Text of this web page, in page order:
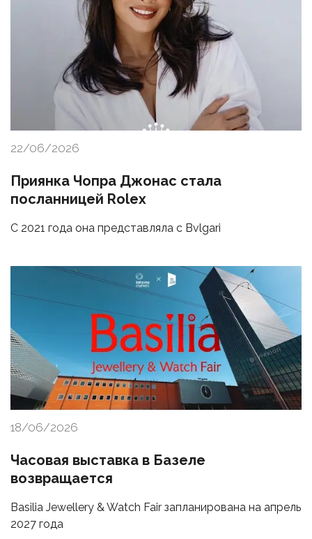
22/06/2026
Приянка Чопра Джонас стала
посланницей Rolex
С 2021 года она представляла с Bvlgari
18/06/2026
Часовая выставка в Базеле
возвращается
Basilia Jewellery & Watch Fair запланирована на апрель
2027 года